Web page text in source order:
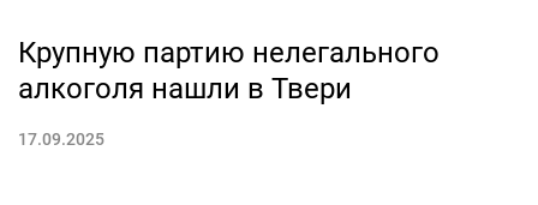
Крупную партию нелегального
алкоголя нашли в Твери
17.09.2025